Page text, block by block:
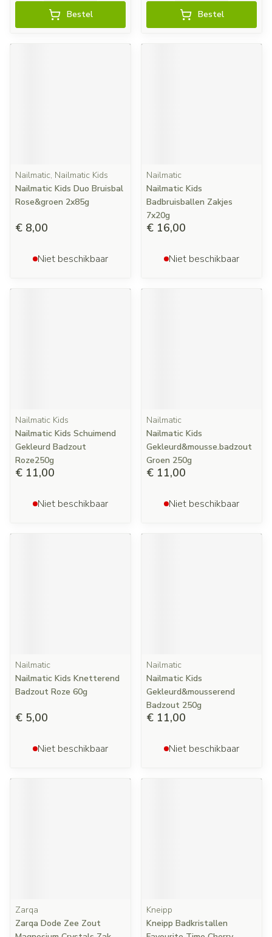
Bestel Bestel
Nailmatic, Nailmatic Kids
Nailmatic Kids Duo Bruisbal
Rose&groen 2x85g
€ 8,00
Niet beschikbaar
Nailmatic
Nailmatic Kids
Badbruisballen Zakjes
7x20g
€ 16,00
Niet beschikbaar
Nailmatic Kids
Nailmatic Kids Schuimend
Gekleurd Badzout
Roze250g
€ 11,00
Niet beschikbaar
Nailmatic
Nailmatic Kids
Gekleurd&mousse.badzout
Groen 250g
€ 11,00
Niet beschikbaar
Nailmatic
Nailmatic Kids Knetterend
Badzout Roze 60g
€ 5,00
Niet beschikbaar
Nailmatic
Nailmatic Kids
Gekleurd&mousserend
Badzout 250g
€ 11,00
Niet beschikbaar
Zarqa
Zarqa Dode Zee Zout
Kneipp
Kneipp Badkristallen